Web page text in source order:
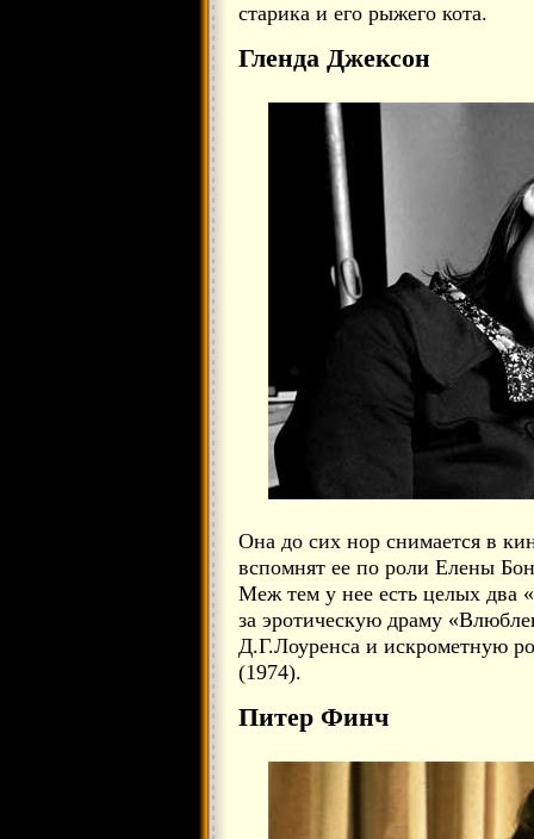
старика и его рыжего кота.
Гленда Джексон
Она до сих нор снимается в
вспомнят ее по роли Елены
Меж тем у нее есть целых
за эротическую драму
Д.Г.Лоуренса и искрометную
(1974).
Питер Финч